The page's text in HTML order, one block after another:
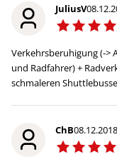
JuliusV
Verkehrsberuhigung (->
und Radfahrer) +
schmaleren
ChB08.12.2018